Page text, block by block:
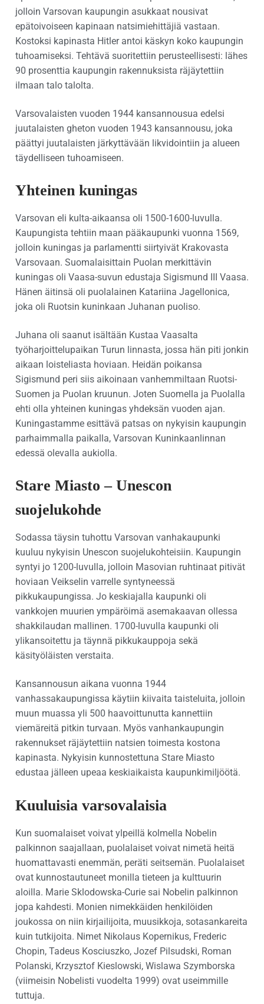
jolloin Varsovan kaupungin asukkaat nousivat
epätoivoiseen kapinaan natsimiehittäjiä vastaan.
Kostoksi kapinasta Hitler antoi käskyn koko kaupungin
tuhoamiseksi. Tehtävä suoritettiin perusteellisesti: lähes
90 prosenttia kaupungin rakennuksista räjäytettiin
ilmaan talo talolta.
Varsovalaisten vuoden 1944 kansannousua edelsi
juutalaisten gheton vuoden 1943 kansannousu, joka
päättyi juutalaisten järkyttävään likvidointiin ja alueen
täydelliseen tuhoamiseen.
Yhteinen kuningas
Varsovan eli kulta-aikaansa oli 1500-1600-luvulla.
Kaupungista tehtiin maan pääkaupunki vuonna 1569,
jolloin kuningas ja parlamentti siirtyivät Krakovasta
Varsovaan. Suomalaisittain Puolan merkittävin
kuningas oli Vaasa-suvun edustaja Sigismund III Vaasa.
Hänen äitinsä oli puolalainen Katariina Jagellonica,
joka oli Ruotsin kuninkaan Juhanan puoliso.
Juhana oli saanut isältään Kustaa Vaasalta
työharjoittelupaikan Turun linnasta, jossa hän piti jonkin
aikaan loisteliasta hoviaan. Heidän poikansa
Sigismund peri siis aikoinaan vanhemmiltaan Ruotsi-
Suomen ja Puolan kruunun. Joten Suomella ja Puolalla
ehti olla yhteinen kuningas yhdeksän vuoden ajan.
Kuningastamme esittävä patsas on nykyisin kaupungin
parhaimmalla paikalla, Varsovan Kuninkaanlinnan
edessä olevalla aukiolla.
Stare Miasto – Unescon
suojelukohde
Sodassa täysin tuhottu Varsovan vanhakaupunki
kuuluu nykyisin Unescon suojelukohteisiin. Kaupungin
syntyi jo 1200-luvulla, jolloin Masovian ruhtinaat pitivät
hoviaan Veikselin varrelle syntyneessä
pikkukaupungissa. Jo keskiajalla kaupunki oli
vankkojen muurien ympäröimä asemakaavan ollessa
shakkilaudan mallinen. 1700-luvulla kaupunki oli
ylikansoitettu ja täynnä pikkukauppoja sekä
käsityöläisten verstaita.
Kansannousun aikana vuonna 1944
vanhassakaupungissa käytiin kiivaita taisteluita, jolloin
muun muassa yli 500 haavoittunutta kannettiin
viemäreitä pitkin turvaan. Myös vanhankaupungin
rakennukset räjäytettiin natsien toimesta kostona
kapinasta. Nykyisin kunnostettuna Stare Miasto
edustaa jälleen upeaa keskiaikaista kaupunkimiljöötä.
Kuuluisia varsovalaisia
Kun suomalaiset voivat ylpeillä kolmella Nobelin
palkinnon saajallaan, puolalaiset voivat nimetä heitä
huomattavasti enemmän, peräti seitsemän. Puolalaiset
ovat kunnostautuneet monilla tieteen ja kulttuurin
aloilla. Marie Sklodowska-Curie sai Nobelin palkinnon
jopa kahdesti. Monien nimekkäiden henkilöiden
joukossa on niin kirjailijoita, muusikkoja, sotasankareita
kuin tutkijoita. Nimet Nikolaus Kopernikus, Frederic
Chopin, Tadeus Kosciuszko, Jozef Pilsudski, Roman
Polanski, Krzysztof Kieslowski, Wislawa Szymborska
(viimeisin Nobelisti vuodelta 1999) ovat useimmille
tuttuja.